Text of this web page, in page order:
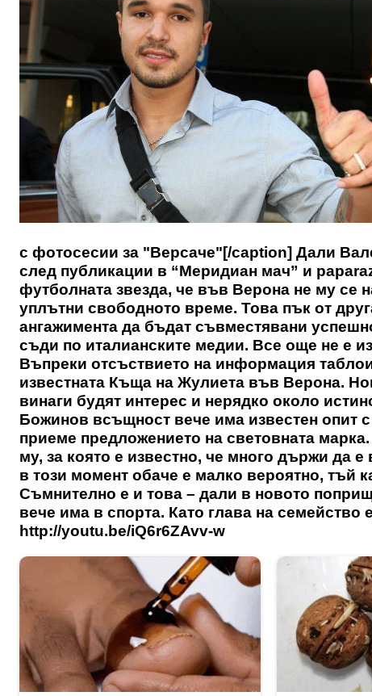
с фотосесии за "Версаче"[/caption] Дали
след публикации в “Меридиан мач” и
футболната звезда, че във Верона не му се
уплътни свободното време. Това пък от
ангажимента да бъдат съвместявани
съди по италианските медии. Все още не е
Въпреки отсъствието на информация
известната Къща на Жулиета във Верона.
винаги будят интерес и нерядко около
Божинов всъщност вече има известен опит
приеме предложението на световната
му, за която е известно, че много държи да
в този момент обаче е малко вероятно, тъй
Съмнително е и това – дали в новото
вече има в спорта. Като глава на
http://youtu.be/iQ6r6ZAvv-w